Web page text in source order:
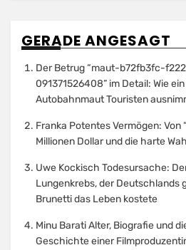
GERADE ANGESAGT
Der Betrug “maut-b72fb3fc-
091371526408” im Detail: Wie
Autobahnmaut Touristen
Franka Potentes Vermögen: Von
Millionen Dollar und die harte
Uwe Kockisch Todesursache:
Lungenkrebs, der Deutschlands
Brunetti das Leben kostete
Minu Barati Alter, Biografie und
Geschichte einer